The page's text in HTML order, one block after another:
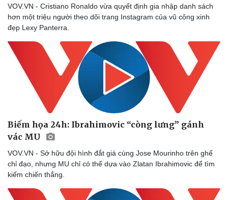
VOV.VN - Cristiano Ronaldo vừa quyết định gia nhập danh sách
hơn một triệu người theo dõi trang Instagram của vũ công xinh
đẹp Lexy Panterra.
Biếm họa 24h: Ibrahimovic “còng lưng” gánh
vác MU
VOV.VN - Sở hữu đội hình đắt giá cùng Jose Mourinho trên ghế
chỉ đạo, nhưng MU chỉ có thể dựa vào Zlatan Ibrahimovic để tìm
kiếm chiến thắng.